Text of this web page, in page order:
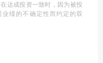
达成投资一致时，因为被投
业绩的不确定性而约定的双